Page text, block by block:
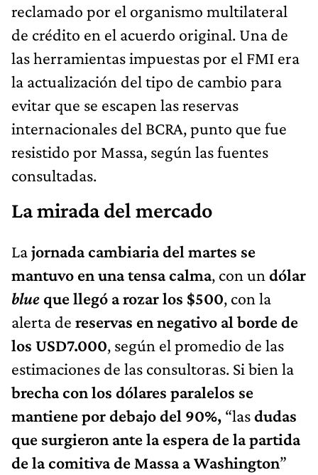
reclamado por el organismo multilateral
de crédito en el acuerdo original. Una de
las herramientas impuestas por el FMI era
la actualización del tipo de cambio para
evitar que se escapen las reservas
internacionales del BCRA, punto que fue
resistido por Massa, según las fuentes
consultadas.
La mirada del mercado
Lajornada cambiaria del martes se
mantuvo en una tensa calma, con un dólar
blue que llegó a rozar los $500, con la
alerta de reservas en negativo al borde de
los USD7.000, según el promedio de las
estimaciones de las consultoras. Si bien la
brecha con los dólares paralelos se
mantiene por debajo del 90%, “lasdudas
que surgieron ante la espera de la partida
de la comitiva de Massa a Washington”